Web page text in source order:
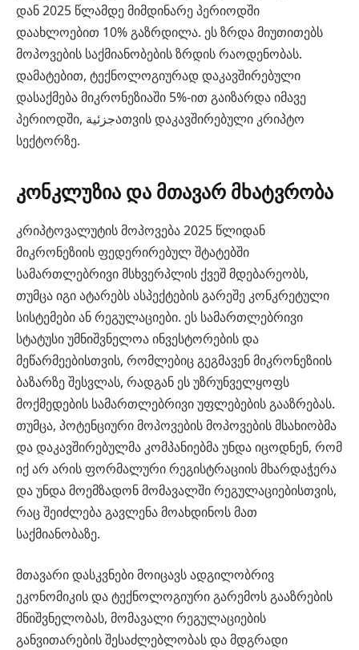
დან 2025 წლამდე მიმდინარე პერიოდში
დაახლოებით 10% გაზრდილა. ეს ზრდა მიუთითებს
მოპოვების საქმიანობების ზრდის რაოდენობას.
დამატებით, ტექნოლოგიურად დაკავშირებული
დასაქმება მიკრონეზიაში 5%-ით გაიზარდა იმავე
პერიოდში, جزئيةათვის დაკავშირებული კრიპტო
სექტორზე.
კონკლუზია და მთავარ მხატვრობა
კრიპტოვალუტის მოპოვება 2025 წლიდან
მიკრონეზიის ფედერირებულ შტატებში
სამართლებრივი მსხვერპლის ქვეშ მდებარეობს,
თუმცა იგი ატარებს ასპექტების გარეშე კონკრეტული
სისტემები ან რეგულაციები. ეს სამართლებრივი
სტატუსი უმნიშვნელოა ინვესტორების და
მეწარმეებისთვის, რომლებიც გეგმავენ მიკრონეზიის
ბაზარზე შესვლას, რადგან ეს უზრუნველყოფს
მოქმედების სამართლებრივი უფლებების გააზრებას.
თუმცა, პოტენციური მოპოვების მოპოვების მსახიობმა
და დაკავშირებულმა კომპანიებმა უნდა იცოდნენ, რომ
იქ არ არის ფორმალური რეგისტრაციის მხარდაჭერა
და უნდა მოემზადონ მომავალში რეგულაციებისთვის,
რაც შეიძლება გავლენა მოახდინოს მათ
საქმიანობაზე.
მთავარი დასკვნები მოიცავს ადგილობრივ
ეკონომიკის და ტექნოლოგიური გარემოს გააზრების
მნიშვნელობას, მომავალი რეგულაციების
განვითარების შესაძლებლობას და მდგრადი